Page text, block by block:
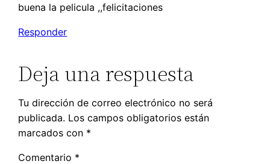
buena la pelicula ,,felicitaciones
Responder
Deja una respuesta
Tu dirección de correo electrónico no será
publicada. Los campos obligatorios están
marcados con *
Comentario *